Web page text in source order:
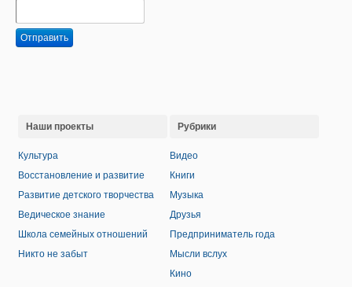
Отправить
Наши проекты
Культура
Восстановление и развитие
Развитие детского творчества
Ведическое знание
Школа семейных отношений
Никто не забыт
Рубрики
Видео
Книги
Музыка
Друзья
Предприниматель года
Мысли вслух
Кино